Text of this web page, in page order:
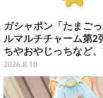
ガシャポン「たまご
ルマルチチャーム第2
ちやおやじっちなど
＆バンドの色がリンク
2026.8.10